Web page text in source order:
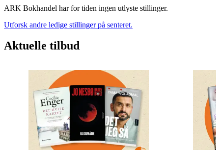
ARK Bokhandel har for tiden ingen utlyste stillinger.
Utforsk andre ledige stillinger på senteret.
Aktuelle tilbud